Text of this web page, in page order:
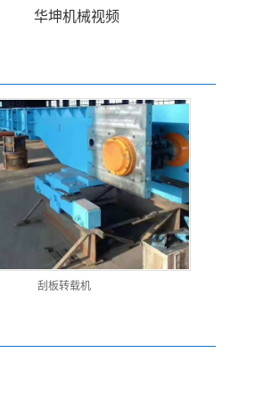
华坤机械视频
刮板转载机